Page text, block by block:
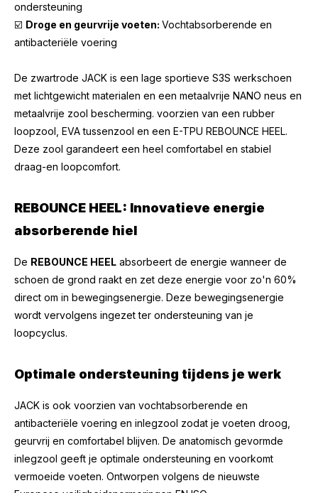
ondersteuning
☑️ Droge en geurvrije voeten: Vochtabsorberende en
antibacteriële voering
De zwartrode JACK is een lage sportieve S3S werkschoen
met lichtgewicht materialen en een metaalvrije NANO neus en
metaalvrije zool bescherming. voorzien van een rubber
loopzool, EVA tussenzool en een E-TPU REBOUNCE HEEL.
Deze zool garandeert een heel comfortabel en stabiel
draag-en loopcomfort.
REBOUNCE HEEL: Innovatieve energie
absorberende hiel
De REBOUNCE HEEL absorbeert de energie wanneer de
schoen de grond raakt en zet deze energie voor zo'n 60%
direct om in bewegingsenergie. Deze bewegingsenergie
wordt vervolgens ingezet ter ondersteuning van je
loopcyclus.
Optimale ondersteuning tijdens je werk
JACK is ook voorzien van vochtabsorberende en
antibacteriële voering en inlegzool zodat je voeten droog,
geurvrij en comfortabel blijven. De anatomisch gevormde
inlegzool geeft je optimale ondersteuning en voorkomt
vermoeide voeten. Ontworpen volgens de nieuwste